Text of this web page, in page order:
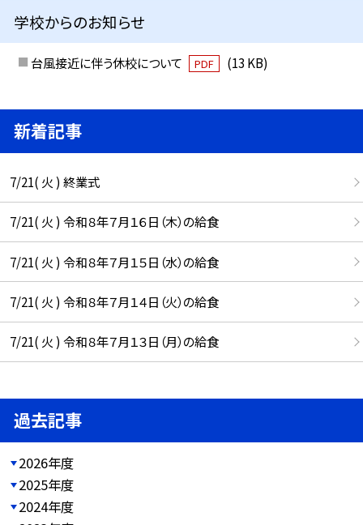
学校からのお知らせ
台風接近に伴う休校について PDF (13 KB)
新着記事
7/21( 火 ) 終業式
7/21( 火 ) 令和８年７月１６日（木）の給食
7/21( 火 ) 令和８年７月１５日（水）の給食
7/21( 火 ) 令和８年７月１４日（火）の給食
7/21( 火 ) 令和８年７月１３日（月）の給食
過去記事
2026年度
2025年度
2024年度